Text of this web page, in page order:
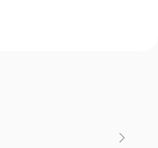
Stick Tripod с собой
самые